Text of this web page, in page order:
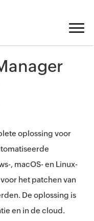
oplossing voor
, macOS- en Linux-
het patchen van
De oplossing is
en in de cloud.